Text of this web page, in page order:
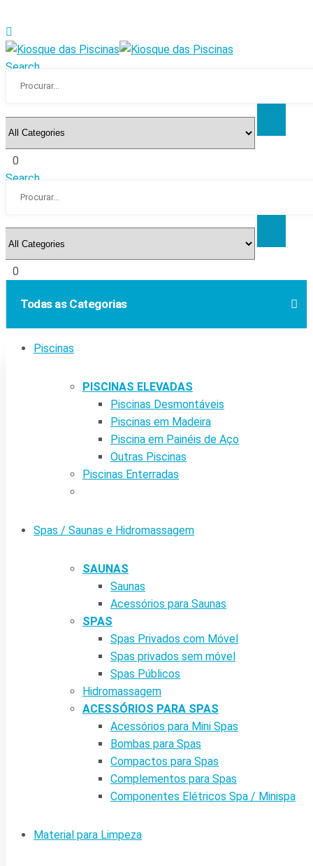
Search
0
Search
0
Todas as Categorias
Piscinas
PISCINAS ELEVADAS
Piscinas Desmontáveis
Piscinas em Madeira
Piscina em Painéis de Aço
Outras Piscinas
Piscinas Enterradas
Spas / Saunas e Hidromassagem
SAUNAS
Saunas
Acessórios para Saunas
SPAS
Spas Privados com Móvel
Spas privados sem móvel
Spas Públicos
Hidromassagem
ACESSÓRIOS PARA SPAS
Acessórios para Mini Spas
Bombas para Spas
Compactos para Spas
Complementos para Spas
Componentes Elétricos Spa / Minispa
Material para Limpeza